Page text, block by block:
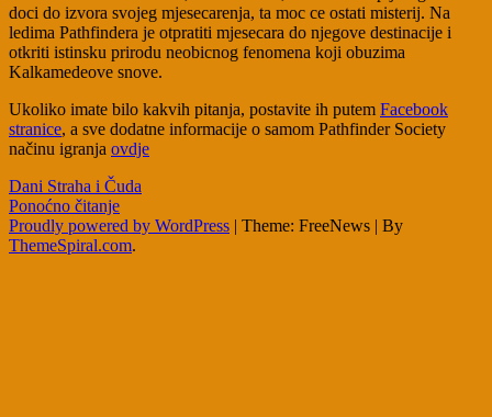
doci do izvora svojeg mjesecarenja, ta moc ce ostati misterij. Na
ledima Pathfindera je otpratiti mjesecara do njegove destinacije i
otkriti istinsku prirodu neobicnog fenomena koji obuzima
Kalkamedeove snove.
Ukoliko imate bilo kakvih pitanja, postavite ih putem Facebook
stranice, a sve dodatne informacije o samom Pathfinder Society
načinu igranja ovdje
Post
navigation
Dani Straha i Čuda
Ponoćno čitanje
Proudly powered by WordPress | Theme: FreeNews | By
ThemeSpiral.com.